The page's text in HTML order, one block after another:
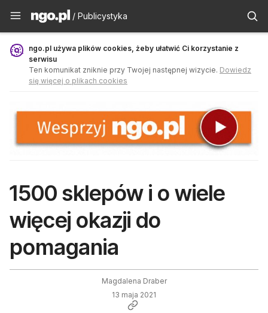
Publicystyka - ngo.pl
/ Publicystyka
ngo.pl używa plików cookies, żeby ułatwić Ci korzystanie z
serwisu
Ten komunikat zniknie przy Twojej następnej wizycie. Dowiedz
się więcej o plikach cookies
1500 sklepów i o wiele
więcej okazji do
pomagania
Magdalena Draber
13 maja 2021